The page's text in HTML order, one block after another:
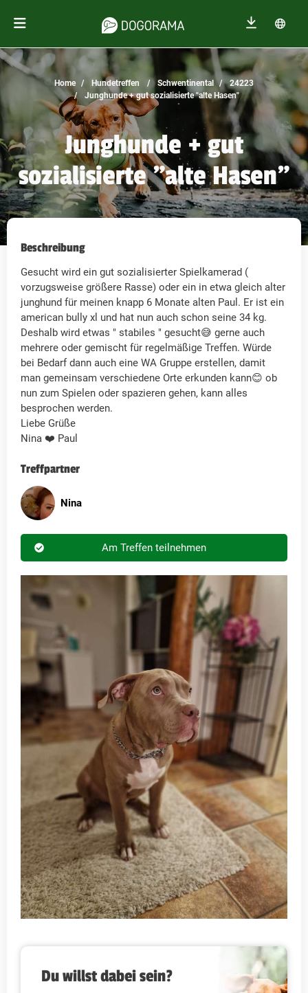
Home Hundetreffen Schwentinental
24223
Junghunde + gut sozialisierte "alte Hasen"
Junghunde + gut
sozialisierte "alte Hasen"
Beschreibung
Gesucht wird ein gut sozialisierter Spielkamerad (
vorzugsweise größere Rasse) oder ein in etwa gleich alter
junghund für meinen knapp 6 Monate alten Paul. Er ist ein
american bully xl und hat nun auch schon seine 34 kg.
Deshalb wird etwas " stabiles " gesucht😅 gerne auch
mehrere oder gemischt für regelmäßige Treffen. Würde
bei Bedarf dann auch eine WA Gruppe erstellen, damit
man gemeinsam verschiedene Orte erkunden kann😊 ob
nun zum Spielen oder spazieren gehen, kann alles
besprochen werden.
Liebe Grüße
Nina ❤️ Paul
Treffpartner
Nina
Am Treffen teilnehmen
Du willst dabei sein?